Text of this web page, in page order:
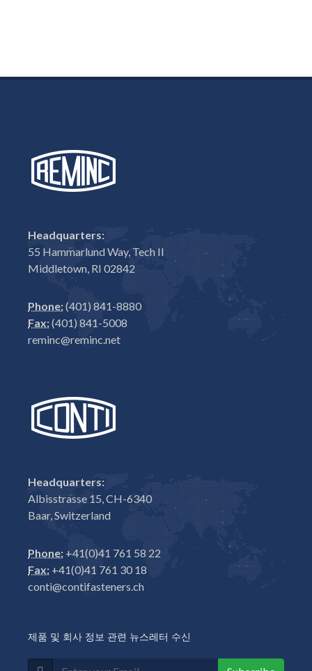
Headquarters:
55 Hammarlund Way, Tech II
Middletown, RI 02842
Phone:(401) 841-8880
Fax:(401) 841-5008
reminc@reminc.net
Headquarters:
Albisstrasse 15, CH-6340
Baar, Switzerland
Phone: +41(0)41 761 58 22
Fax: +41(0)41 761 30 18
conti@contifasteners.ch
제품 및 회사 정보 관련 뉴스레터 수신